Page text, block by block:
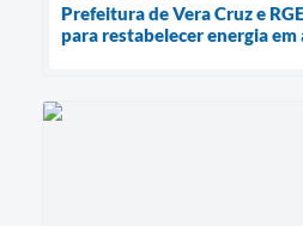
Prefeitura de Vera Cruz e
para restabelecer energia em